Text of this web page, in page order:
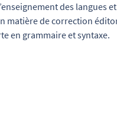
des langues
matière de correction
en grammaire et syntaxe.